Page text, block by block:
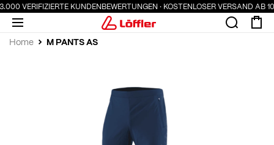
VERIFIZIERTE KUNDENBEWERTUNGEN · KOSTENLOSER VERSAND AB
Home M PANTS AS